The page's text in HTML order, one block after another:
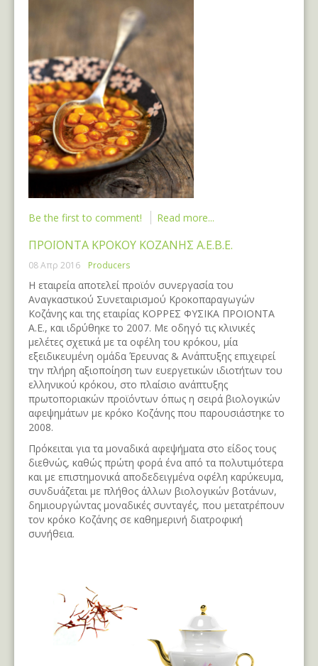
Be the first to comment! Read more...
ΠΡΟΪΟΝΤΑ ΚΡΟΚΟΥ ΚΟΖΑΝΗΣ Α.Ε.Β.Ε.
08 Απρ 2016 Producers
Η εταιρεία αποτελεί προϊόν συνεργασία του
Αναγκαστικού Συνεταιρισμού Κροκοπαραγωγών
Κοζάνης και της εταιρίας ΚΟΡΡΕΣ ΦΥΣΙΚΑ ΠΡΟΙΟΝΤΑ
Α.Ε., και ιδρύθηκε το 2007. Με οδηγό τις κλινικές
μελέτες σχετικά με τα οφέλη του κρόκου, μία
εξειδικευμένη ομάδα Έρευνας & Ανάπτυξης επιχειρεί
την πλήρη αξιοποίηση των ευεργετικών ιδιοτήτων του
ελληνικού κρόκου, στο πλαίσιο ανάπτυξης
πρωτοποριακών προϊόντων όπως η σειρά βιολογικών
αφεψημάτων με κρόκο Κοζάνης που παρουσιάστηκε το
2008.
Πρόκειται για τα μοναδικά αφεψήματα στο είδος τους
διεθνώς, καθώς πρώτη φορά ένα από τα πολυτιμότερα
και με επιστημονικά αποδεδειγμένα οφέλη καρύκευμα,
συνδυάζεται με πλήθος άλλων βιολογικών βοτάνων,
δημιουργώντας μοναδικές συνταγές, που μετατρέπουν
τον κρόκο Κοζάνης σε καθημερινή διατροφική
συνήθεια.